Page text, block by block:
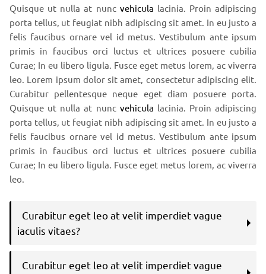
Quisque ut nulla at nunc vehicula lacinia. Proin adipiscing
porta tellus, ut feugiat nibh adipiscing sit amet. In eu justo a
felis faucibus ornare vel id metus. Vestibulum ante ipsum
primis in faucibus orci luctus et ultrices posuere cubilia
Curae; In eu libero ligula. Fusce eget metus lorem, ac viverra
leo. Lorem ipsum dolor sit amet, consectetur adipiscing elit.
Curabitur pellentesque neque eget diam posuere porta.
Quisque ut nulla at nunc vehicula lacinia. Proin adipiscing
porta tellus, ut feugiat nibh adipiscing sit amet. In eu justo a
felis faucibus ornare vel id metus. Vestibulum ante ipsum
primis in faucibus orci luctus et ultrices posuere cubilia
Curae; In eu libero ligula. Fusce eget metus lorem, ac viverra
leo.
Curabitur eget leo at velit imperdiet vague
iaculis vitaes?
Curabitur eget leo at velit imperdiet vague